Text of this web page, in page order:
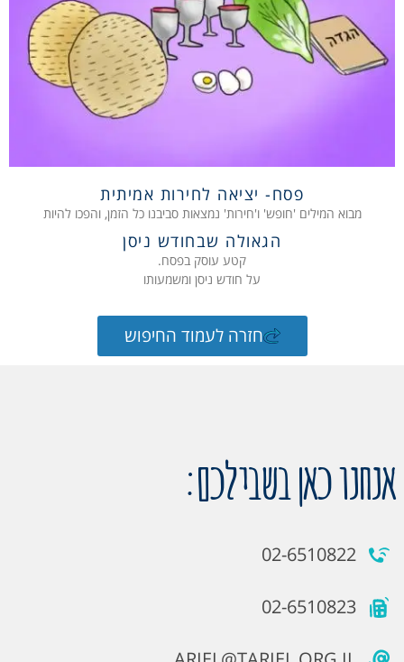
פסח- יציאה לחירות אמיתית
מבוא המילים 'חופש' ו'חירות' נמצאות סביבנו כל הזמן, והפכו להיות
הגאולה שבחודש ניסן
קטע עוסק בפסח.
על חודש ניסן ומשמעותו
חזרה לעמוד החיפוש
אנחנו כאן בשבילכם:
02-6510822
02-6510823